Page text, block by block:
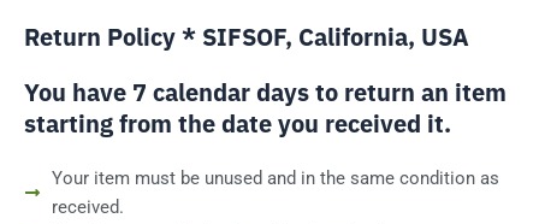
Return Policy * SIFSOF, California, USA
You have 7 calendar days to return an item
starting from the date you received it.
Your item must be unused and in the same condition as
received.